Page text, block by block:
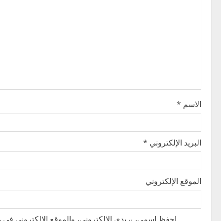
i
o
n
الاسم *
البريد الإلكتروني *
الموقع الإلكتروني
احفظ اسمي، بريدي الإلكتروني، والموقع الإلكتروني في